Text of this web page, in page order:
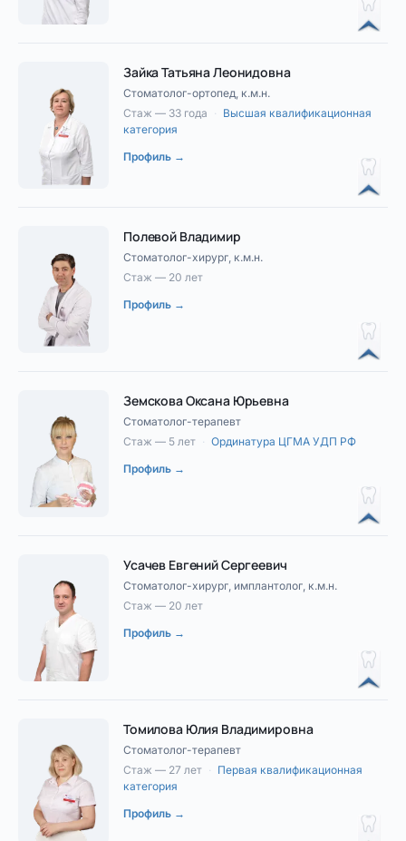
Зайка Татьяна Леонидовна
Стоматолог-ортопед, к.м.н.
Стаж — 33 года · Высшая квалификационная
категория
Профиль →
Полевой Владимир
Стоматолог-хирург, к.м.н.
Стаж — 20 лет
Профиль →
Земскова Оксана Юрьевна
Стоматолог-терапевт
Стаж — 5 лет · Ординатура ЦГМА УДП РФ
Профиль →
Усачев Евгений Сергеевич
Стоматолог-хирург, имплантолог, к.м.н.
Стаж — 20 лет
Профиль →
Томилова Юлия Владимировна
Стоматолог-терапевт
Стаж — 27 лет · Первая квалификационная
категория
Профиль →